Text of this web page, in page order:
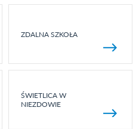
ZDALNA SZKOŁA
ŚWIETLICA W
NIEZDOWIE